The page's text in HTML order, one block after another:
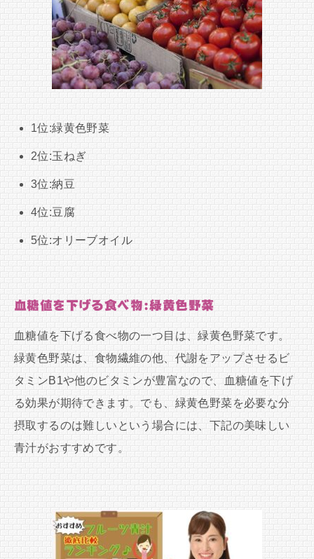
1位:緑黄色野菜
2位:玉ねぎ
3位:納豆
4位:豆腐
5位:オリーブオイル
血糖値を下げる食べ物:緑黄色野菜
血糖値を下げる食べ物の一つ目は、緑黄色野菜です。
緑黄色野菜は、食物繊維の他、代謝をアップさせるビ
タミンB1や他のビタミンが豊富なので、血糖値を下げ
る効果が期待できます。でも、緑黄色野菜を必要な分
摂取するのは難しいという場合には、下記の美味しい
青汁がおすすめです。